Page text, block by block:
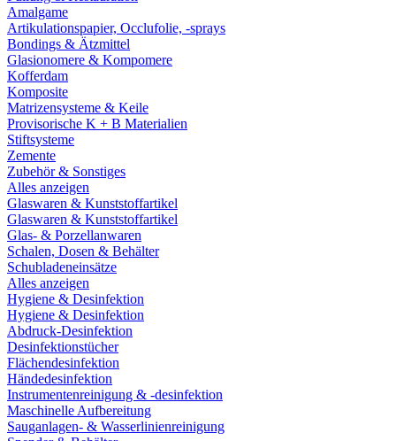
Amalgame
Artikulationspapier, Occlufolie, -sprays
Bondings & Ätzmittel
Glasionomere & Kompomere
Kofferdam
Komposite
Matrizensysteme & Keile
Provisorische K + B Materialien
Stiftsysteme
Zemente
Zubehör & Sonstiges
Alles anzeigen
Glaswaren & Kunststoffartikel
Glaswaren & Kunststoffartikel
Glas- & Porzellanwaren
Schalen, Dosen & Behälter
Schubladeneinsätze
Alles anzeigen
Hygiene & Desinfektion
Hygiene & Desinfektion
Abdruck-Desinfektion
Desinfektionstücher
Flächendesinfektion
Händedesinfektion
Instrumentenreinigung & -desinfektion
Maschinelle Aufbereitung
Sauganlagen- & Wasserlinienreinigung